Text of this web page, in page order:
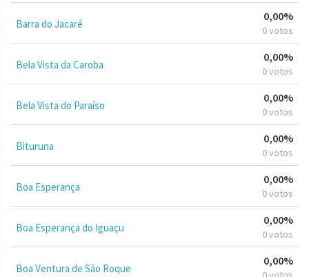
Barra do Jacaré
0,00%
0 votos
Bela Vista da Caroba
0,00%
0 votos
Bela Vista do Paraíso
0,00%
0 votos
Bituruna
0,00%
0 votos
Boa Esperança
0,00%
0 votos
Boa Esperança do Iguaçu
0,00%
0 votos
Boa Ventura de São Roque
0,00%